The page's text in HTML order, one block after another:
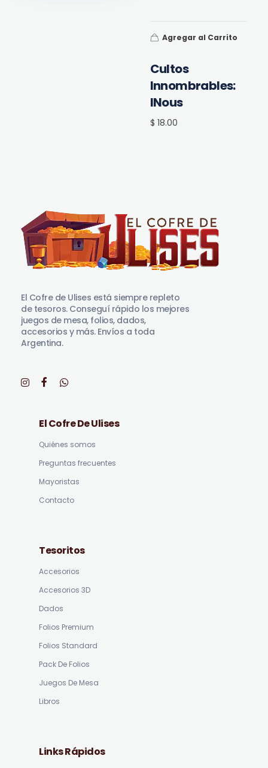
Cultos
Innombrables:
INous
$ 18.00
Agregar al Carrito
El Cofre de Ulises está siempre repleto
de tesoros. Conseguí rápido los mejores
juegos de mesa, folios, dados,
accesorios y más. Envíos a toda
Argentina.
El Cofre De Ulises
Quiénes somos
Preguntas frecuentes
Mayoristas
Contacto
Tesoritos
Accesorios
Accesorios 3D
Dados
Folios Premium
Folios Standard
Pack De Folios
Juegos De Mesa
Libros
Links Rápidos